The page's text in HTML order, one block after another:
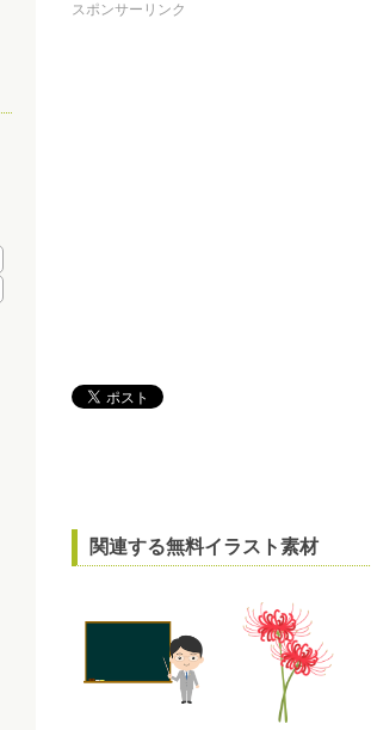
スポンサーリンク
関連する無料イラスト素材